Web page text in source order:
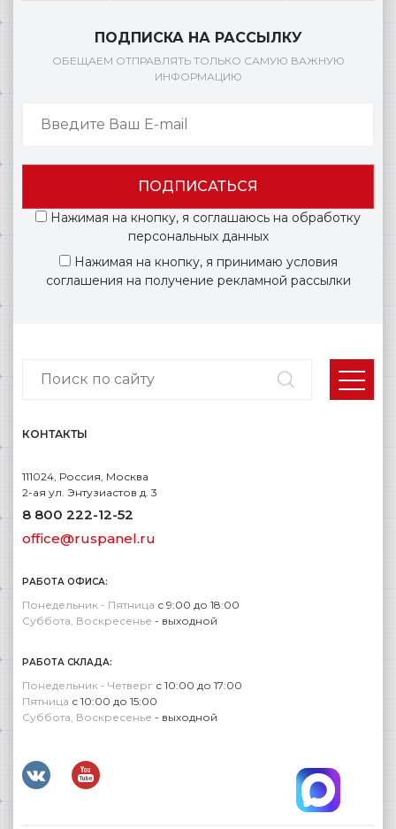
ПОДПИСКА НА РАССЫЛКУ
ОБЕЩАЕМ ОТПРАВЛЯТЬ ТОЛЬКО САМУЮ ВАЖНУЮ
ИНФОРМАЦИЮ
ПОДПИСАТЬСЯ
Нажимая на кнопку, я соглашаюсь на обработку
персональных данных
Нажимая на кнопку, я принимаю условия
соглашения на получение рекламной рассылки
КОНТАКТЫ
111024, Россия, Москва
2-ая ул. Энтузиастов д. 3
8 800 222-12-52
office@ruspanel.ru
РАБОТА ОФИСА:
Понедельник - Пятница с 9:00 до 18:00
Суббота, Воскресенье - выходной
РАБОТА СКЛАДА:
Понедельник - Четверг с 10:00 до 17:00
Пятница с 10:00 до 15:00
Суббота, Воскресенье - выходной